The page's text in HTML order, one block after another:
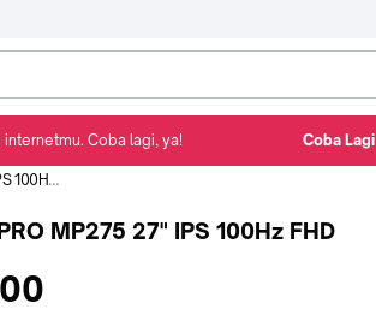
FHD
MP275 27" IPS 100Hz FHD
Coba lagi, ya! Coba Lagi